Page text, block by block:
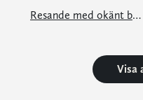
Resande med okänt bagage
Visa